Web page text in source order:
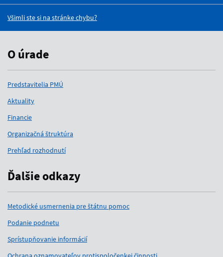
Všimli ste si na stránke chybu?
O úrade
Predstavitelia PMÚ
Aktuality
Financie
Organizačná štruktúra
Prehľad rozhodnutí
Ďalšie odkazy
Metodické usmernenia pre štátnu pomoc
Podanie podnetu
Sprístupňovanie informácií